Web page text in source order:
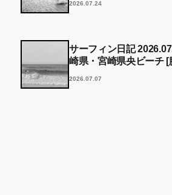
2026.07.24
サーフィン日記
崎県・宮崎県央ビーチ [
2026.07.07